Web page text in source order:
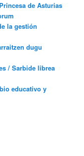
de Asturias
la gestión
dugu
/ Sarbide librea
educativo y